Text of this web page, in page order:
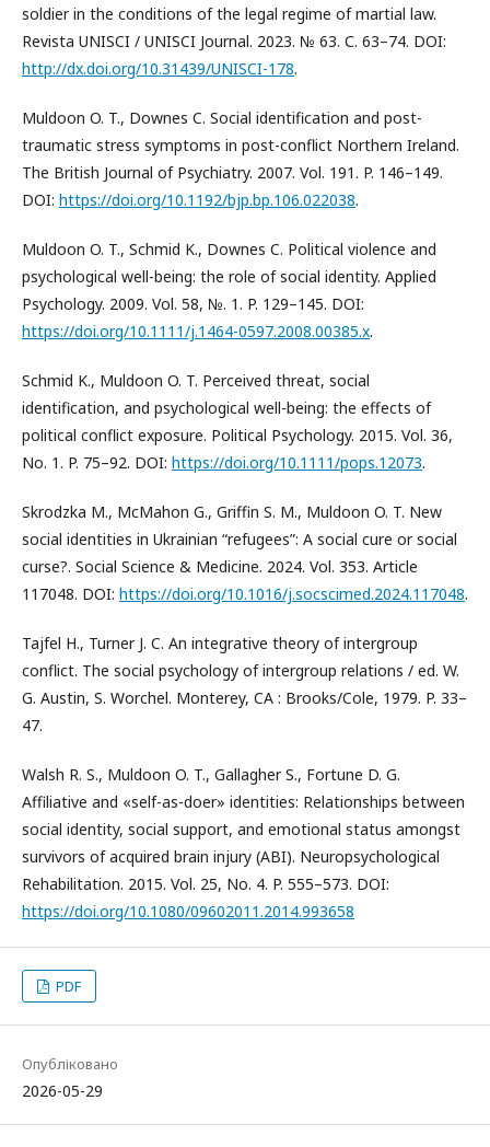
soldier in the conditions of the legal regime of martial law.
Revista UNISCI / UNISCI Journal. 2023. № 63. С. 63–74. DOI:
http://dx.doi.org/10.31439/UNISCI-178.
Muldoon O. T., Downes C. Social identification and post-
traumatic stress symptoms in post-conflict Northern Ireland.
The British Journal of Psychiatry. 2007. Vol. 191. P. 146–149.
DOI: https://doi.org/10.1192/bjp.bp.106.022038.
Muldoon O. T., Schmid K., Downes C. Political violence and
psychological well-being: the role of social identity. Applied
Psychology. 2009. Vol. 58, №. 1. P. 129–145. DOI:
https://doi.org/10.1111/j.1464-0597.2008.00385.x.
Schmid K., Muldoon O. T. Perceived threat, social
identification, and psychological well-being: the effects of
political conflict exposure. Political Psychology. 2015. Vol. 36,
No. 1. P. 75–92. DOI: https://doi.org/10.1111/pops.12073.
Skrodzka M., McMahon G., Griffin S. M., Muldoon O. T. New
social identities in Ukrainian “refugees”: A social cure or social
curse?. Social Science & Medicine. 2024. Vol. 353. Article
117048. DOI: https://doi.org/10.1016/j.socscimed.2024.117048.
Tajfel H., Turner J. C. An integrative theory of intergroup
conflict. The social psychology of intergroup relations / ed. W.
G. Austin, S. Worchel. Monterey, CA : Brooks/Cole, 1979. P. 33–
47.
Walsh R. S., Muldoon O. T., Gallagher S., Fortune D. G.
Affiliative and «self-as-doer» identities: Relationships between
social identity, social support, and emotional status amongst
survivors of acquired brain injury (ABI). Neuropsychological
Rehabilitation. 2015. Vol. 25, No. 4. P. 555–573. DOI:
https://doi.org/10.1080/09602011.2014.993658
PDF
Опубліковано
2026-05-29